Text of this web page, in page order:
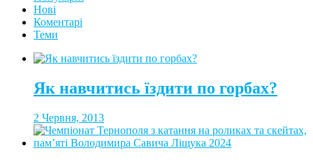
Нові
Коментарі
Теми
Як навчитись їздити по горбах?
2 Червня, 2013